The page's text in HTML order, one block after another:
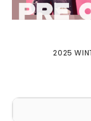
2025